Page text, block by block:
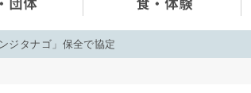
ジタナゴ」保全で協定